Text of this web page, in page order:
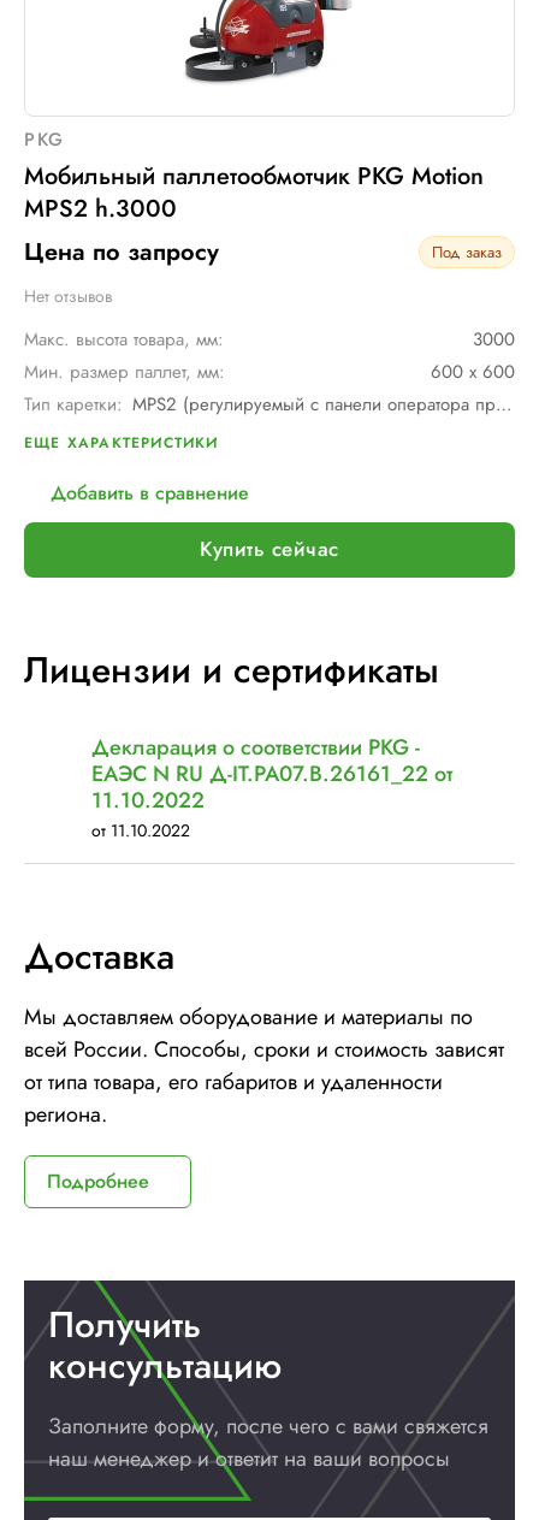
PKG
Мобильный паллетообмотчик PKG Motion
MPS2 h.3000
Цена по запросу
Под заказ
Нет отзывов
Макс. высота товара, мм:
3000
Мин. размер паллет, мм:
600 х 600
Тип каретки:
MPS2 (регулируемый с панели оператора престрейч)
Скорость обмотки:
Макс. грузоподъемность, кг:
Макс. размер паллет, мм:
∞
Шир. рулона с пленкой, мм:
500
Электрическое подключение:
ЕЩЕ ХАРАКТЕРИСТИКИ
Добавить в сравнение
Купить сейчас
Лицензии и сертификаты
Декларация о соответствии PKG -
ЕАЭС N RU Д-IT.РА07.В.26161_22 от
11.10.2022
от 11.10.2022
Доставка
Мы доставляем оборудование и материалы по
всей России. Способы, сроки и стоимость зависят
от типа товара, его габаритов и удаленности
региона.
Подробнее
Получить
консультацию
Заполните форму, после чего с вами свяжется
наш менеджер и ответит на ваши вопросы